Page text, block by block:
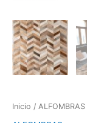
Inicio / ALFOMBRAS